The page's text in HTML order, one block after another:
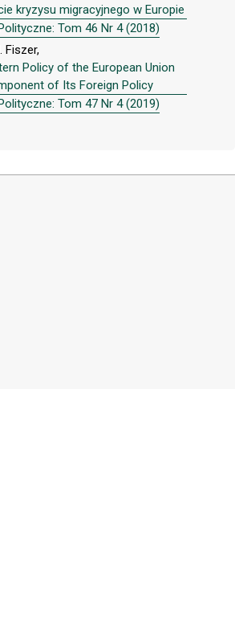
kryzysu migracyjnego w Europie
Tom 46 Nr 4 (2018)
Fiszer,
Policy of the European Union
of Its Foreign Policy
Tom 47 Nr 4 (2019)